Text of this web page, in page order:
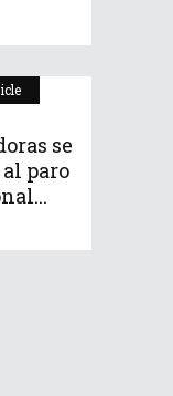
se
paro